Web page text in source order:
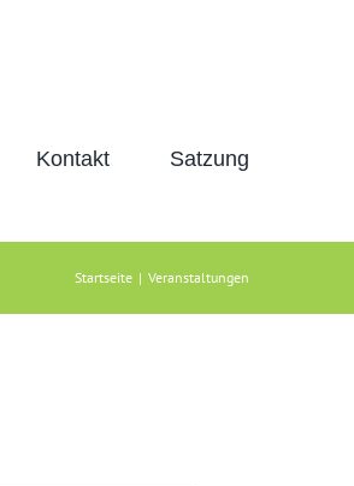
Kontakt Satzung
Startseite | Veranstaltungen